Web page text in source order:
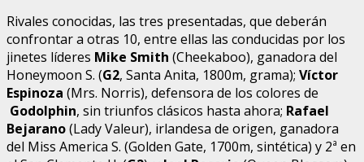
Rivales conocidas, las tres presentadas, que deberán
confrontar a otras 10, entre ellas las conducidas por los
jinetes líderes Mike Smith (Cheekaboo), ganadora del
Honeymoon S. (G2, Santa Anita, 1800m, grama); Víctor
Espinoza (Mrs. Norris), defensora de los colores de
Godolphin, sin triunfos clásicos hasta ahora; Rafael
Bejarano(Lady Valeur), irlandesa de origen, ganadora
del Miss America S. (Golden Gate, 1700m, sintética) y 2ª en